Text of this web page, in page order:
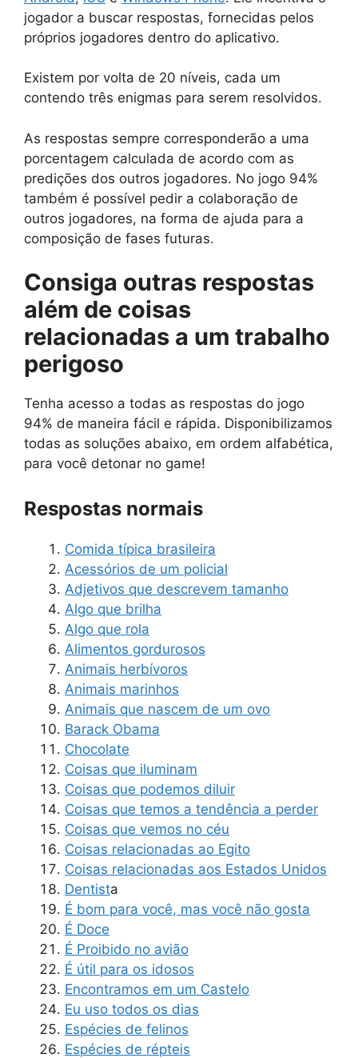
jogador a buscar respostas, fornecidas pelos
próprios jogadores dentro do aplicativo.
Existem por volta de 20 níveis, cada um
contendo três enigmas para serem resolvidos.
As respostas sempre corresponderão a uma
porcentagem calculada de acordo com as
predições dos outros jogadores. No jogo 94%
também é possível pedir a colaboração de
outros jogadores, na forma de ajuda para a
composição de fases futuras.
Consiga outras respostas
além de coisas
relacionadas a um trabalho
perigoso
Tenha acesso a todas as respostas do jogo
94% de maneira fácil e rápida. Disponibilizamos
todas as soluções abaixo, em ordem alfabética,
para você detonar no game!
Respostas normais
Comida típica brasileira
Acessórios de um policial
Adjetivos que descrevem tamanho
Algo que brilha
Algo que rola
Alimentos gordurosos
Animais herbívoros
Animais marinhos
Animais que nascem de um ovo
Barack Obama
Chocolate
Coisas que iluminam
Coisas que podemos diluir
Coisas que temos a tendência a perder
Coisas que vemos no céu
Coisas relacionadas ao Egito
Coisas relacionadas aos Estados Unidos
Dentista
É bom para você, mas você não gosta
É Doce
É Proibido no avião
É útil para os idosos
Encontramos em um Castelo
Eu uso todos os dias
Espécies de felinos
Espécies de répteis